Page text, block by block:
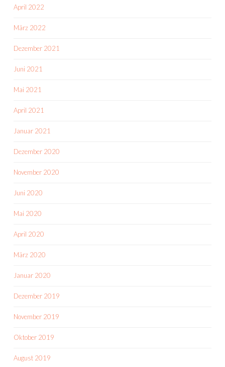
April 2022
März 2022
Dezember 2021
Juni 2021
Mai 2021
April 2021
Januar 2021
Dezember 2020
November 2020
Juni 2020
Mai 2020
April 2020
März 2020
Januar 2020
Dezember 2019
November 2019
Oktober 2019
August 2019